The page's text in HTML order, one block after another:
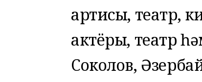
артисы, театр,
актёры, театр
Соколов,